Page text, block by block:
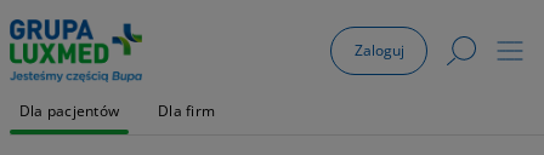
Zaloguj
Dla pacjentów Dla firm